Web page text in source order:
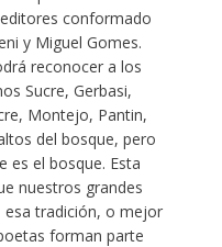
conformado
y Miguel Gomes.
reconocer a los
Sucre, Gerbasi,
Montejo, Pantin,
del bosque, pero
es el bosque. Esta
nuestros grandes
esa tradición, o mejor
forman parte